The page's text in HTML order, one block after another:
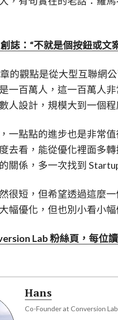
誌：“不就是個按鈕或文
的觀點是從大型互聯網
一百萬人，這一百萬人
人設計，規模大到一個程
一點點的進步也是非常
去看，能從優化裡面多
關係，多一次找到
很短，但希望透過這麼
幅優化，但也別小看小
Lab 粉絲頁，每位
Hans
Co-Founderat Conversion Lab